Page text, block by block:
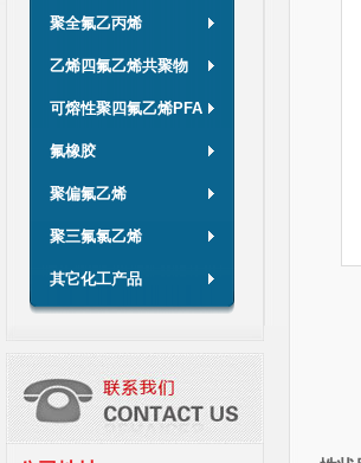
聚全氟乙丙烯
乙烯四氟乙烯共聚物
可熔性聚四氟乙烯PFA
氟橡胶
聚偏氟乙烯
聚三氟氯乙烯
其它化工产品